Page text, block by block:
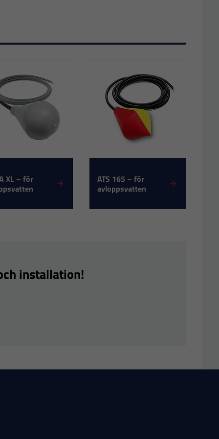
XL – för
ATS 165 – för
avloppsvatten
installation!